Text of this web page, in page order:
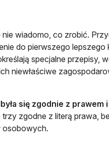
wiadomo, co zrobić.
do pierwszego lepszego
specjalne przepisy,
niewłaściwe
się zgodnie z prawem
zgodne z literą prawa,
osobowych.